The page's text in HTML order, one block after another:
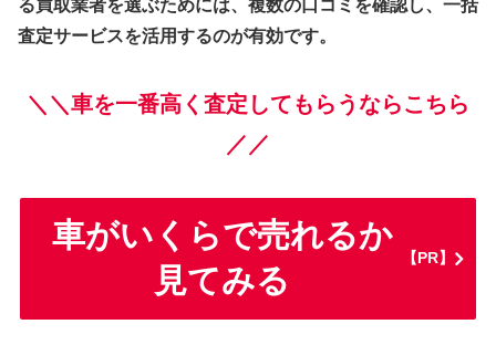
る買取業者を選ぶためには、複数の口コミを確認し、一括
査定サービスを活用するのが有効です。
＼＼車を一番高く査定してもらうならこちら
／／
車がいくらで売れるか
見てみる
【PR】